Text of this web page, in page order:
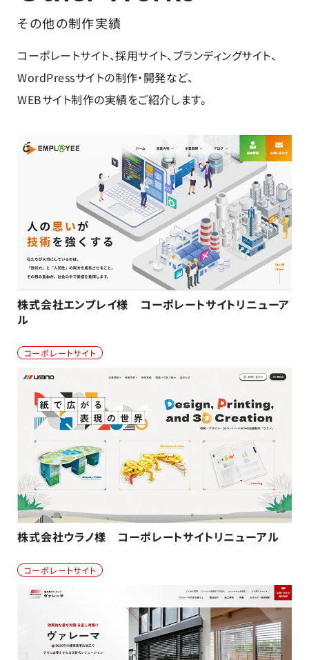
その他の制作実績
コーポレートサイト、採用サイト、ブランディングサイト、
WordPressサイトの制作・開発など、
WEBサイト制作の実績をご紹介します。
株式会社エンプレイ様 コーポレートサイトリニューア
ル
コーポレートサイト
株式会社ウラノ様 コーポレートサイトリニューアル
コーポレートサイト